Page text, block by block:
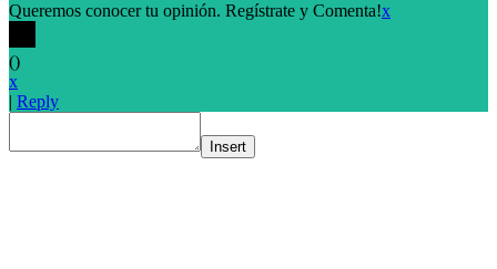
Queremos conocer tu opinión. Regístrate y Comenta!x
()
x
| Reply
Insert